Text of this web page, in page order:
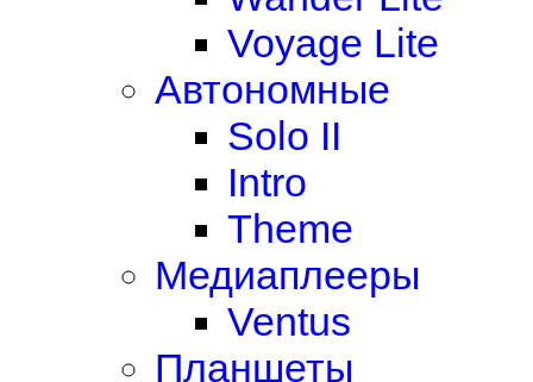
Voyage Lite
Автономные
Solo II
Intro
Theme
Медиаплееры
Ventus
Планшеты